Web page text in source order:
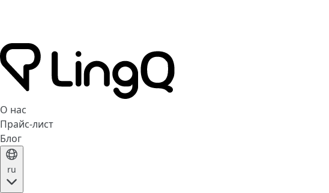
О нас
Прайс-лист
Блог
ru